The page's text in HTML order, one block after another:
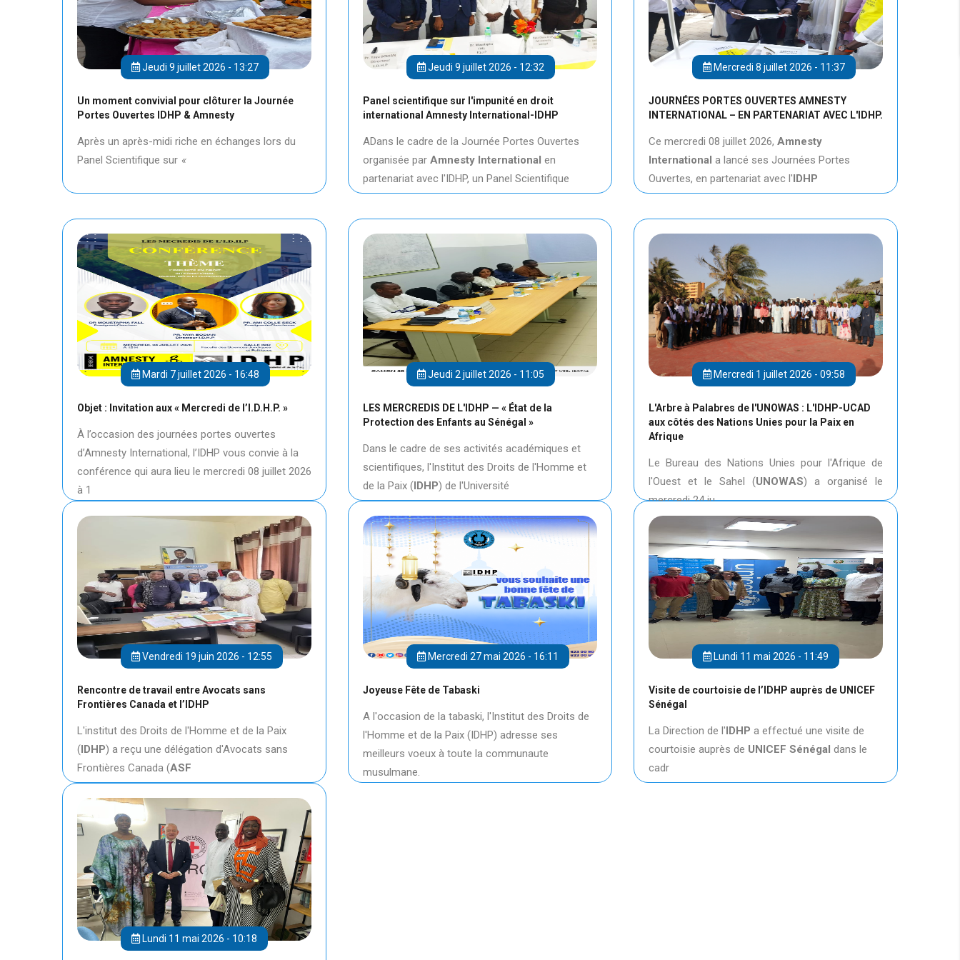
Jeudi 9 juillet 2026 - 13:27
Un moment convivial pour clôturer la Journée
Portes Ouvertes IDHP & Amnesty
Après un après-midi riche en échanges lors du
Panel Scientifique sur «
Jeudi 9 juillet 2026 - 12:32
Panel scientifique sur l'impunité en droit
international Amnesty International-IDHP
ADans le cadre de la Journée Portes Ouvertes
organisée par Amnesty International en
partenariat avec l'IDHP, un Panel Scientifique
Mercredi 8 juillet 2026 - 11:37
JOURNÉES PORTES OUVERTES AMNESTY
INTERNATIONAL – EN PARTENARIAT AVEC L'IDHP.
Ce mercredi 08 juillet 2026, Amnesty
International a lancé ses Journées Portes
Ouvertes, en partenariat avec l'IDHP
Mardi 7 juillet 2026 - 16:48
Objet : Invitation aux « Mercredi de l’I.D.H.P. »
À l’occasion des journées portes ouvertes
d’Amnesty International, l’IDHP vous convie à la
conférence qui aura lieu le mercredi 08 juillet 2026
à 1
Jeudi 2 juillet 2026 - 11:05
LES MERCREDIS DE L'IDHP — « État de la
Protection des Enfants au Sénégal »
Dans le cadre de ses activités académiques et
scientifiques, l'Institut des Droits de l'Homme et
de la Paix (IDHP) de l'Université
Mercredi 1 juillet 2026 - 09:58
L'Arbre à Palabres de l'UNOWAS : L'IDHP-UCAD
aux côtés des Nations Unies pour la Paix en
Afrique
Le Bureau des Nations Unies pour l'Afrique de
l'Ouest et le Sahel (UNOWAS) a organisé le
mercredi 24 ju
Vendredi 19 juin 2026 - 12:55
Rencontre de travail entre Avocats sans
Frontières Canada et l’IDHP
L'institut des Droits de l'Homme et de la Paix
(IDHP) a reçu une délégation d'Avocats sans
Frontières Canada (ASF
Mercredi 27 mai 2026 - 16:11
Joyeuse Fête de Tabaski
A l'occasion de la tabaski, l'Institut des Droits de
l'Homme et de la Paix (IDHP) adresse ses
meilleurs voeux à toute la communaute
musulmane.
Lundi 11 mai 2026 - 11:49
Visite de courtoisie de l’IDHP auprès de UNICEF
Sénégal
La Direction de l'IDHP a effectué une visite de
courtoisie auprès de UNICEF Sénégal dans le
cadr
Lundi 11 mai 2026 - 10:18